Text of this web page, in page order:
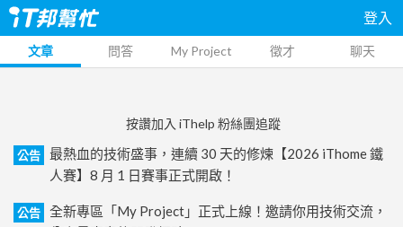
登入
文章 問答 My Project 徵才 聊天
按讚加入 iThelp 粉絲團追蹤
公告
最熱血的技術盛事，連續 30 天的修煉【2026 iThome 鐵
人賽】8 月 1 日賽事正式開啟！
公告
全新專區「My Project」正式上線！邀請你用技術交流，